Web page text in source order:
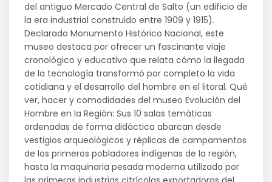
del antiguo Mercado Central de Salto (un edificio de
la era industrial construido entre 1909 y 1915).
Declarado Monumento Histórico Nacional, este
museo destaca por ofrecer un fascinante viaje
cronológico y educativo que relata cómo la llegada
de la tecnología transformó por completo la vida
cotidiana y el desarrollo del hombre en el litoral. Qué
ver, hacer y comodidades del museo Evolución del
Hombre en la Región: Sus 10 salas temáticas
ordenadas de forma didáctica abarcan desde
vestigios arqueológicos y réplicas de campamentos
de los primeros pobladores indígenas de la región,
hasta la maquinaria pesada moderna utilizada por